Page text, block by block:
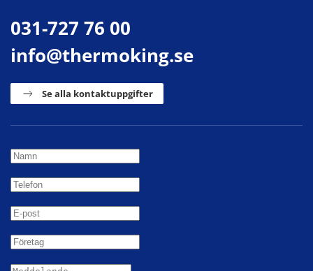
031-727 76 00
info@thermoking.se
Se alla kontaktuppgifter